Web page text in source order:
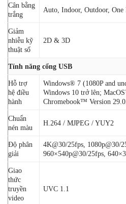
Cân bằng
trắng
Auto, Indoor, Outdoor, One
Giảm
nhiễu kỹ
thuật số
2D & 3D
Tính năng cổng USB
Hỗ trợ
hệ điều
hành
Windows® 7 (1080P and
Windows 10 trở lên;
Chromebook™ Version
Chuẩn
nén màu
H.264 / MJPEG / YUY2
Độ phân
giải
4K@30/25fps, 1080p@30/
960×540p@30/25fps,
Giao
thức
truyền
video
UVC 1.1